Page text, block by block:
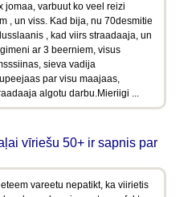
jomaa, varbuut ko veel reizi
, un viss. Kad bija, nu 70desmitie
, kad viirs straadaaja, un
ar 3 beerniem, visus
sieva vadija
par visu maajaas,
algotu darbu.Mieriigi ...
vīriešu 50+ ir sapnis par
vareetu nepatikt, ka viirietis